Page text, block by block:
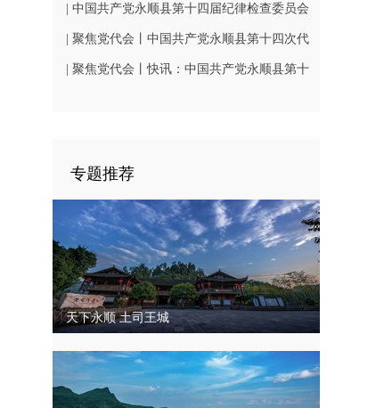
体会议召开
| 中国共产党永顺县第十四届纪律检查委员会
第一次全体会议召开
| 聚焦党代会丨中国共产党永顺县第十四次代
表大会闭幕
| 聚焦党代会丨快讯：中国共产党永顺县第十
专题推荐
天下永顺 土司王城